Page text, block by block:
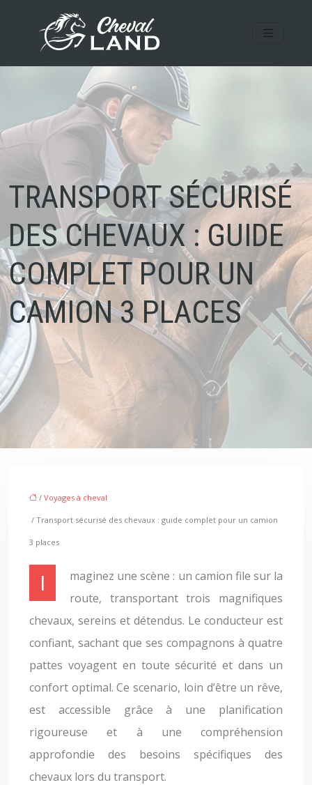
TRANSPORT SÉCURISÉ
DES CHEVAUX : GUIDE
COMPLET POUR UN
CAMION 3 PLACES
/ Voyages à cheval
/ Transport sécurisé des chevaux : guide complet pour un camion
3 places
Imaginez une scène : un camion file sur la
route, transportant trois magnifiques
chevaux, sereins et détendus. Le conducteur est
confiant, sachant que ses compagnons à quatre
pattes voyagent en toute sécurité et dans un
confort optimal. Ce scenario, loin d’être un rêve,
est accessible grâce à une planification
rigoureuse et à une compréhension
approfondie des besoins spécifiques des
chevaux lors du transport.